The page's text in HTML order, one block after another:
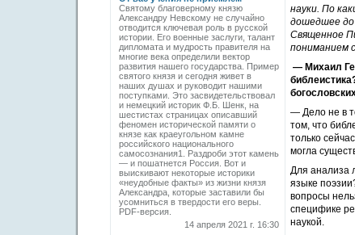
Святому благоверному князю
Александру Невскому не случайно
отводится ключевая роль в русской
истории. Его военные заслуги, талант
дипломата и мудрость правителя на
многие века определили вектор
развития нашего государства. Пример
святого князя и сегодня живет в
наших душах и руководит нашими
поступками. Это засвидетельствовал
и немец­кий историк Ф.Б. Шенк, на
шестистах страницах описавший
феномен исторической памяти о
князе как краеугольном камне
российского национального
самосознания1. Раздроби этот камень
— и пошатнется Россия. Вот и
выискивают некоторые историки
«неудобные факты» из жизни князя
Александра, которые заставили бы
усомниться в твердости его веры.
PDF-версия.
14 апреля 2021 г. 16:30
науки. По
дошедшее до
Священное
пониманием
— Михаил
— Дело не в
том, что
только
могла
Для анализа
языке
вопросы
специфике
наукой.